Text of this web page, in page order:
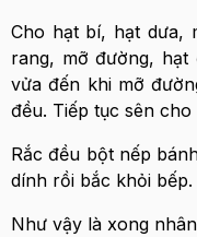
Cho hạt bí, hạt dưa,
rang, mỡ đường,
vửa đến khi mỡ
đều. Tiếp tục sên
Rắc đều bột nếp
dính rồi bắc khỏi
Như vậy là xong